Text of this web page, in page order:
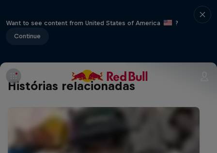
Want to see content from United States of America
?
Continue
Histórias relacionadas